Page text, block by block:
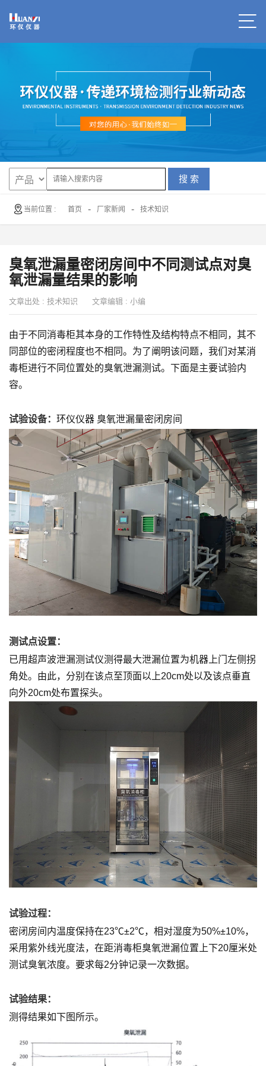
搜 索
当前位置 : 首页 - 厂家新闻 - 技术知识
臭氧泄漏量密闭房间中不同测试点对臭
氧泄漏量结果的影响
文章出处 : 技术知识 文章编辑 : 小编
由于不同消毒柜其本身的工作特性及结构特点不相同，其不
同部位的密闭程度也不相同。为了阐明该问题，我们对某消
毒柜进行不同位置处的臭氧泄漏测试。下面是主要试验内
容。
试验设备： 环仪仪器 臭氧泄漏量密闭房间
测试点设置：
已用超声波泄漏测试仪测得最大泄漏位置为机器上门左侧拐
角处。由此，分别在该点至顶面以上20cm处以及该点垂直
向外20cm处布置探头。
试验过程：
密闭房间内温度保持在23℃±2℃，相对湿度为50%±10%，
采用紫外线光度法，在距消毒柜臭氧泄漏位置上下20厘米处
测试臭氧浓度。要求每2分钟记录一次数据。
试验结果：
测得结果如下图所示。